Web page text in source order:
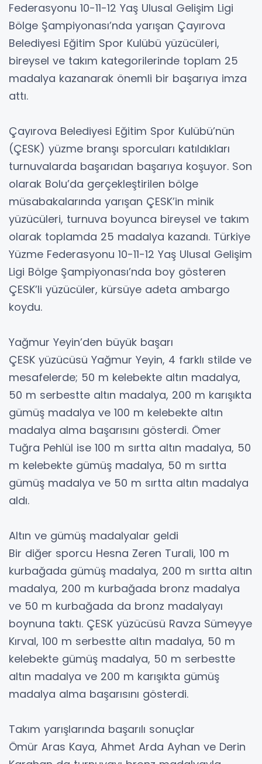
Federasyonu 10-11-12 Yaş Ulusal Gelişim Ligi
Bölge Şampiyonası’nda yarışan Çayırova
Belediyesi Eğitim Spor Kulübü yüzücüleri,
bireysel ve takım kategorilerinde toplam 25
madalya kazanarak önemli bir başarıya imza
attı.
Çayırova Belediyesi Eğitim Spor Kulübü’nün
(ÇESK) yüzme branşı sporcuları katıldıkları
turnuvalarda başarıdan başarıya koşuyor. Son
olarak Bolu’da gerçekleştirilen bölge
müsabakalarında yarışan ÇESK’in minik
yüzücüleri, turnuva boyunca bireysel ve takım
olarak toplamda 25 madalya kazandı. Türkiye
Yüzme Federasyonu 10-11-12 Yaş Ulusal Gelişim
Ligi Bölge Şampiyonası’nda boy gösteren
ÇESK’li yüzücüler, kürsüye adeta ambargo
koydu.
Yağmur Yeyin’den büyük başarı
ÇESK yüzücüsü Yağmur Yeyin, 4 farklı stilde ve
mesafelerde; 50 m kelebekte altın madalya,
50 m serbestte altın madalya, 200 m karışıkta
gümüş madalya ve 100 m kelebekte altın
madalya alma başarısını gösterdi. Ömer
Tuğra Pehlül ise 100 m sırtta altın madalya, 50
m kelebekte gümüş madalya, 50 m sırtta
gümüş madalya ve 50 m sırtta altın madalya
aldı.
Altın ve gümüş madalyalar geldi
Bir diğer sporcu Hesna Zeren Turali, 100 m
kurbağada gümüş madalya, 200 m sırtta altın
madalya, 200 m kurbağada bronz madalya
ve 50 m kurbağada da bronz madalyayı
boynuna taktı. ÇESK yüzücüsü Ravza Sümeyye
Kırval, 100 m serbestte altın madalya, 50 m
kelebekte gümüş madalya, 50 m serbestte
altın madalya ve 200 m karışıkta gümüş
madalya alma başarısını gösterdi.
Takım yarışlarında başarılı sonuçlar
Ömür Aras Kaya, Ahmet Arda Ayhan ve Derin